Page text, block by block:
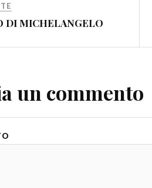
DI MICHELANGELO
un commento